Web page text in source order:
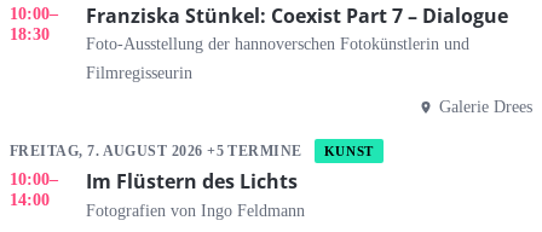
10:00–
18:30
Franziska Stünkel: Coexist Part 7 – Dialogue
Foto-Ausstellung der hannoverschen Fotokünstlerin und
Filmregisseurin
Galerie Drees
FREITAG, 7. AUGUST 2026 +5 TERMINE KUNST
10:00–
14:00
Im Flüstern des Lichts
Fotografien von Ingo Feldmann